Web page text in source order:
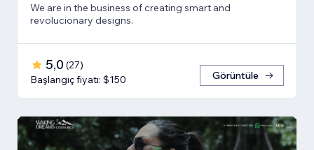
We are in the business of creating smart and
revolucionary designs.
5,0 (27)
Başlangıç fiyatı: $150
Görüntüle